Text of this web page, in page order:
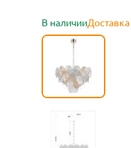
В наличии